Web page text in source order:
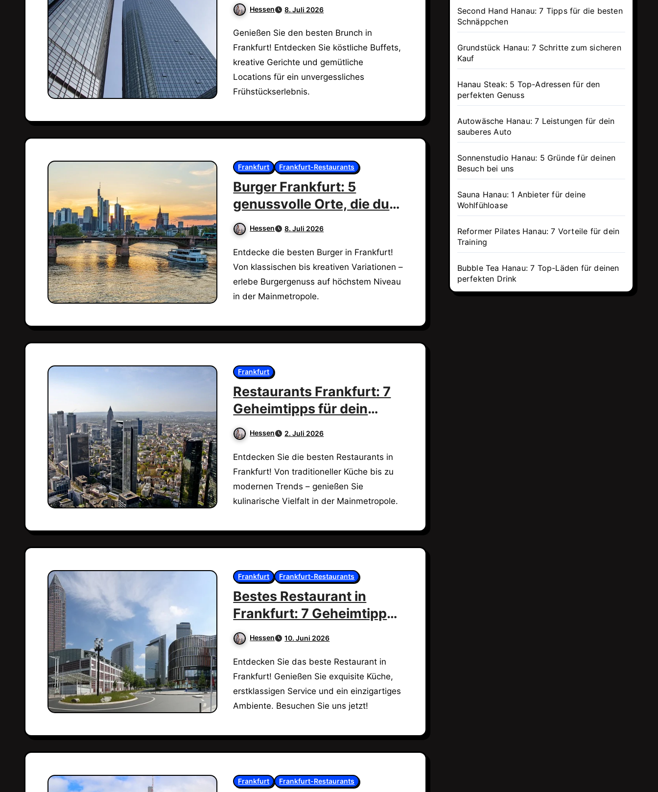
Hessen 8. Juli 2026
Genießen Sie den besten Brunch in
Frankfurt! Entdecken Sie köstliche Buffets,
kreative Gerichte und gemütliche
Locations für ein unvergessliches
Frühstückserlebnis.
Frankfurt Frankfurt-Restaurants
Burger Frankfurt: 5
genussvolle Orte, die du
probieren musst!
Hessen 8. Juli 2026
Entdecke die besten Burger in Frankfurt!
Von klassischen bis kreativen Variationen –
erlebe Burgergenuss auf höchstem Niveau
in der Mainmetropole.
Frankfurt
Restaurants Frankfurt: 7
Geheimtipps für dein
perfektes Essen!
Hessen 2. Juli 2026
Entdecken Sie die besten Restaurants in
Frankfurt! Von traditioneller Küche bis zu
modernen Trends – genießen Sie
kulinarische Vielfalt in der Mainmetropole.
Frankfurt Frankfurt-Restaurants
Bestes Restaurant in
Frankfurt: 7 Geheimtipps,
die begeistern!
Hessen 10. Juni 2026
Entdecken Sie das beste Restaurant in
Frankfurt! Genießen Sie exquisite Küche,
erstklassigen Service und ein einzigartiges
Ambiente. Besuchen Sie uns jetzt!
Frankfurt Frankfurt-Restaurants
Second Hand Hanau: 7 Tipps für die besten
Schnäppchen
Grundstück Hanau: 7 Schritte zum sicheren
Kauf
Hanau Steak: 5 Top-Adressen für den
perfekten Genuss
Autowäsche Hanau: 7 Leistungen für dein
sauberes Auto
Sonnenstudio Hanau: 5 Gründe für deinen
Besuch bei uns
Sauna Hanau: 1 Anbieter für deine
Wohlfühloase
Reformer Pilates Hanau: 7 Vorteile für dein
Training
Bubble Tea Hanau: 7 Top-Läden für deinen
perfekten Drink